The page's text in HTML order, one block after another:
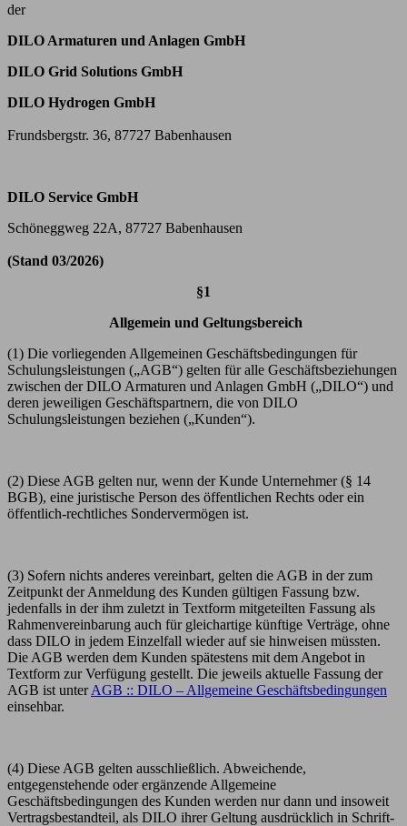
der
DILO Armaturen und Anlagen GmbH
DILO Grid Solutions GmbH
DILO Hydrogen GmbH
Frundsbergstr. 36, 87727 Babenhausen
DILO Service GmbH
Schöneggweg 22A, 87727 Babenhausen
(Stand 03/2026)
§1
Allgemein und Geltungsbereich
(1) Die vorliegenden Allgemeinen Geschäftsbedingungen für
Schulungsleistungen („AGB“) gelten für alle Geschäftsbeziehungen
zwischen der DILO Armaturen und Anlagen GmbH („DILO“) und
deren jeweiligen Geschäftspartnern, die von DILO
Schulungsleistungen beziehen („Kunden“).
(2) Diese AGB gelten nur, wenn der Kunde Unternehmer (§ 14
BGB), eine juristische Person des öffentlichen Rechts oder ein
öffentlich-rechtliches Sondervermögen ist.
(3) Sofern nichts anderes vereinbart, gelten die AGB in der zum
Zeitpunkt der Anmeldung des Kunden gültigen Fassung bzw.
jedenfalls in der ihm zuletzt in Textform mitgeteilten Fassung als
Rahmenvereinbarung auch für gleichartige künftige Verträge, ohne
dass DILO in jedem Einzelfall wieder auf sie hinweisen müssten.
Die AGB werden dem Kunden spätestens mit dem Angebot in
Textform zur Verfügung gestellt. Die jeweils aktuelle Fassung der
AGB ist unterAGB :: DILO – Allgemeine Geschäftsbedingungen
einsehbar.
(4) Diese AGB gelten ausschließlich. Abweichende,
entgegenstehende oder ergänzende Allgemeine
Geschäftsbedingungen des Kunden werden nur dann und insoweit
Vertragsbestandteil, als DILO ihrer Geltung ausdrücklich in Schrift-